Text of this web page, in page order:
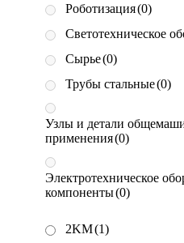
Роботизация(0)
Светотехническое
Сырье(0)
Трубы стальные(0)
Узлы и детали
применения(0)
Электротехническое
компоненты(0)
2KM(1)